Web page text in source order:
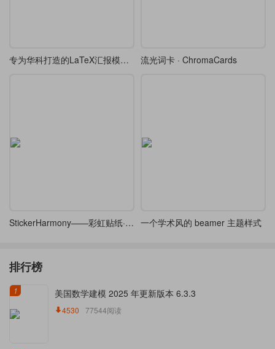
专为华科打造的LaTeX汇报模板，开题/答辩通用 流光词卡 · ChromaCards
StickerHarmony——彩虹贴纸·Beamer 一个学术风的 beamer 主题样式
排行榜
1 美国数学建模 2025 年更新版本 6.3.3
4530 77544阅读